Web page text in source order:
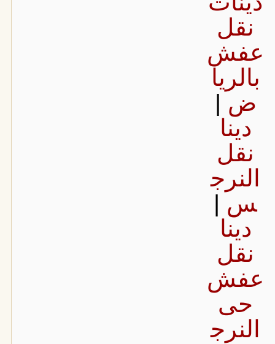
نقل
عفش
بالريا
ض |
دينا
نقل
النرج
س |
دينا
نقل
عفش
حى
النرج